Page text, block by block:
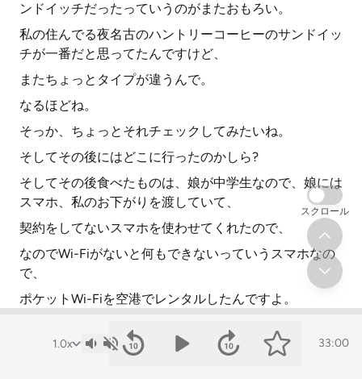
ンドイッチだったっていうのがまたおもろい。
私の住んでる夜名古のハントリーコーヒーのサンドイッ
チが一番だと思ってたんですけど、
またちょっとタイプが違うんで。
なるほどね。
そっか、ちょっとそれチェックしてみたいね。
そしてその後にはどこに行ったのかしら?
そしてその後食べたものは、娘が中学生なので、娘には
スマホ、私のお下がりを渡していて、
契約をしてないスマホを使わせてくれたので、
なのでWi-Fiがないと何もできないっていうスマホなの
で、
ポケットWi-Fiを空港でレンタルしたんですよ。
でもうっかりモノレールに乗ってしまって、引き取るの
33:00
スクロール